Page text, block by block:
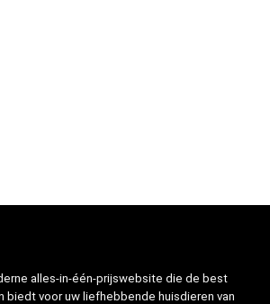
alles-in-één-prijswebsite die de best
biedt voor uw liefhebbende huisdieren van